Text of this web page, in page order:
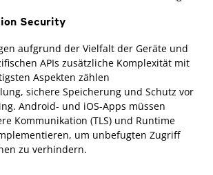
Security
aufgrund der Vielfalt der Geräte und
APIs zusätzliche Komplexität mit
Aspekten zählen
sichere Speicherung und Schutz vor
Android- und iOS-Apps müssen
Kommunikation (TLS) und Runtime
um unbefugten Zugriff
zu verhindern.